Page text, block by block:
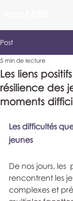
Post
Les liens
résilience des
moments
5 min de lecture
Les difficultés
jeunes
De nos jours, les
rencontrent les
complexes et